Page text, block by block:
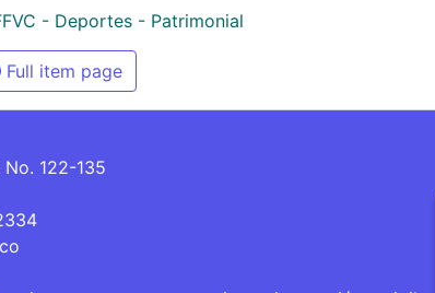
- Deportes - Patrimonial
Full item page
122-135